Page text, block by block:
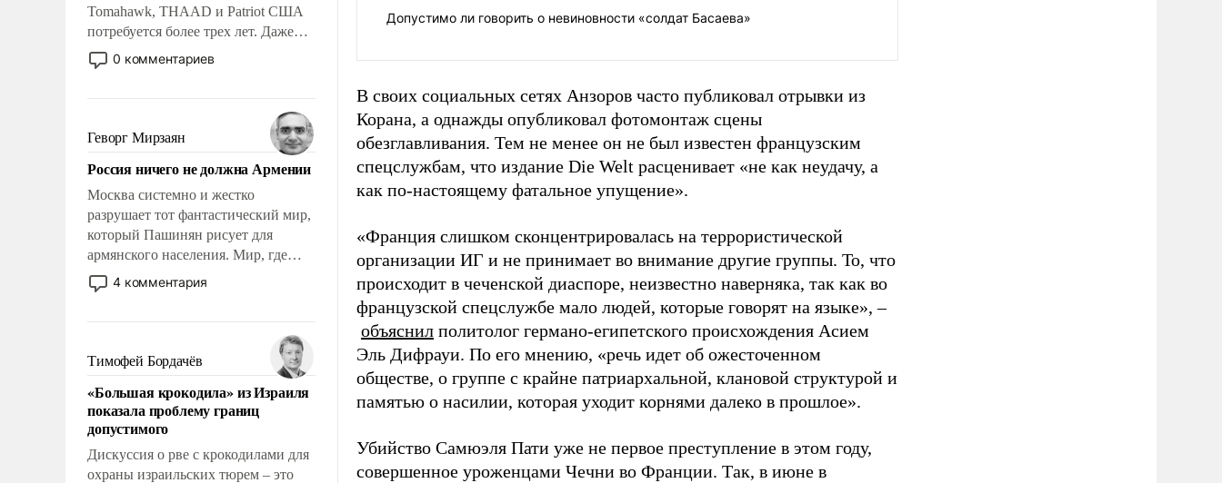
Tomahawk, THAAD и Patriot США
потребуется более трех лет. Даже
небольшая война с Ираном
опустошила американские
уязвимости США, например, перед
Китаем.
0 комментариев
Геворг Мирзаян
Россия ничего не должна Армении
Москва системно и жестко
разрушает тот фантастический мир,
который Пашинян рисует для
армянского населения. Мир, где
этому населению все должны
просто по определению, где его
беспрекословно оплачиваться за
счет российских
налогоплательщиков и где за свои
поступки не нужно отвечать.
4 комментария
Тимофей Бордачёв
«Большая крокодила» из Израиля
показала проблему границ
допустимого
Дискуссия о рве с крокодилами для
охраны израильских тюрем – это
Допустимо ли говорить о невиновности «солдат Басаева»
В своих социальных сетях Анзоров часто публиковал отрывки из
Корана, а однажды опубликовал фотомонтаж сцены
обезглавливания. Тем не менее он не был известен французским
спецслужбам, что издание Die Welt расценивает «не как неудачу, а
как по-настоящему фатальное упущение».
«Франция слишком сконцентрировалась на террористической
организации ИГ и не принимает во внимание другие группы. То, что
происходит в чеченской диаспоре, неизвестно наверняка, так как во
французской спецслужбе мало людей, которые говорят на языке», –
объяснил политолог германо-египетского происхождения Асием
Эль Дифрауи. По его мнению, «речь идет об ожесточенном
обществе, о группе с крайне патриархальной, клановой структурой и
памятью о насилии, которая уходит корнями далеко в прошлое».
Убийство Самюэля Пати уже не первое преступление в этом году,
совершенное уроженцами Чечни во Франции. Так, в июне в